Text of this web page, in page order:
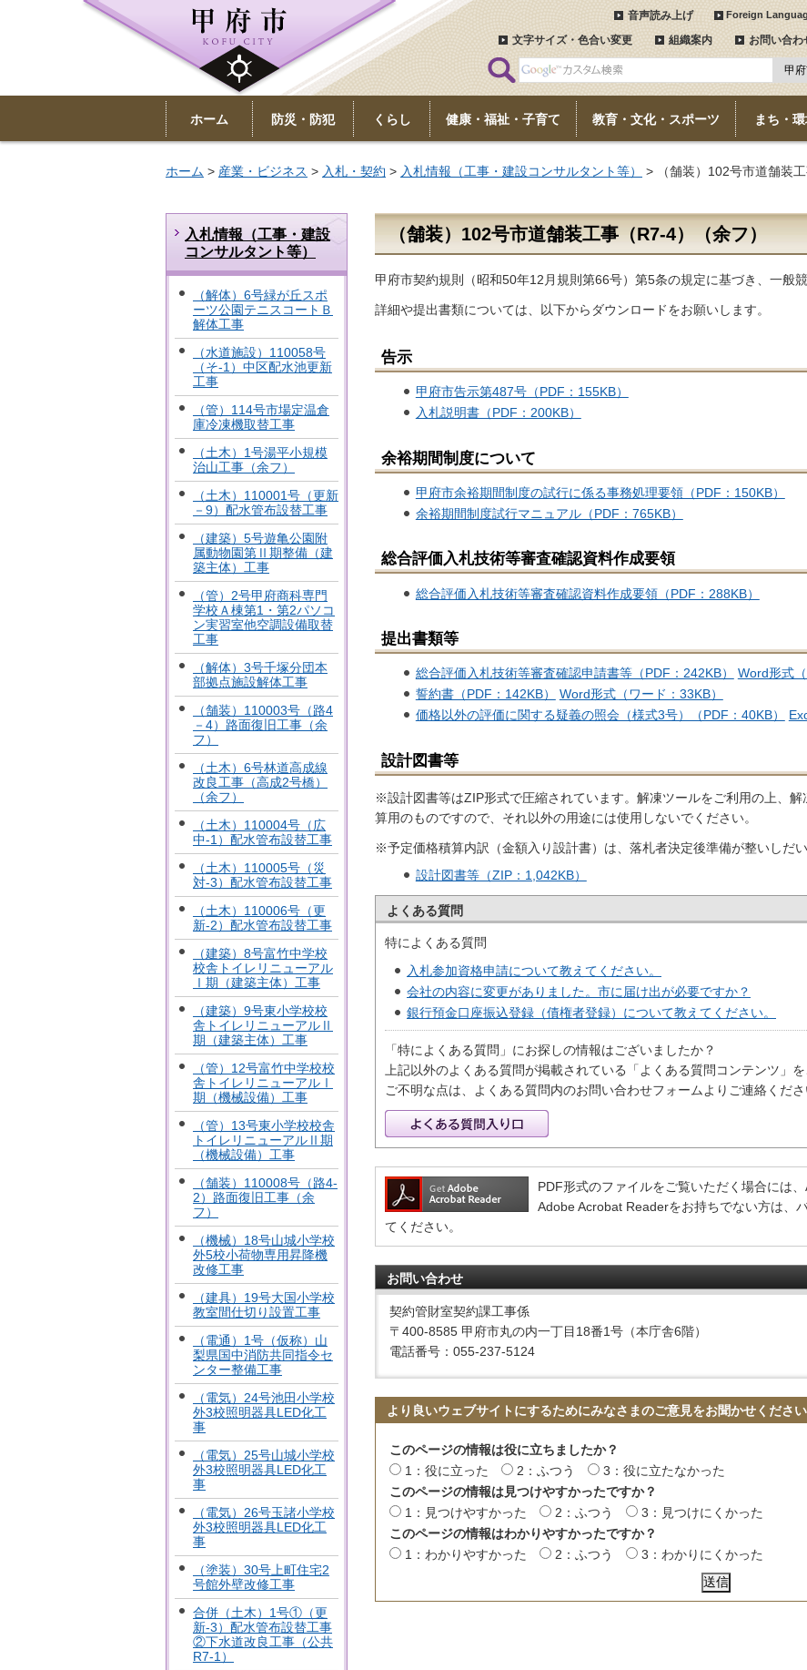
音声読み上げ Foreign
文字サイズ・色合い変更 組織案内 お問い合わ
ホーム 防災・防犯 くらし 健康・福祉・子育て 教育・文化・スポーツ まち・
ホーム > 産業・ビジネス > 入札・契約 > 入札情報（工事・建設コンサルタント等）
> （舗装）102号市道舗装工
入札情報（工事・建設
コンサルタント等）
（解体）6号緑が丘スポ
ーツ公園テニスコートＢ
解体工事
（水道施設）110058号
（そ-1）中区配水池更新
工事
（管）114号市場定温倉
庫冷凍機取替工事
（土木）1号湯平小規模
治山工事（余フ）
（土木）110001号（更新
－9）配水管布設替工事
（建築）5号遊亀公園附
属動物園第Ⅱ期整備（建
築主体）工事
（管）2号甲府商科専門
学校Ａ棟第1・第2パソコ
ン実習室他空調設備取替
工事
（解体）3号千塚分団本
部拠点施設解体工事
（舗装）110003号（路4
－4）路面復旧工事（余
フ）
（土木）6号林道高成線
改良工事（高成2号橋）
（余フ）
（土木）110004号（広
中-1）配水管布設替工事
（土木）110005号（災
対-3）配水管布設替工事
（土木）110006号（更
新-2）配水管布設替工事
（建築）8号富竹中学校
校舎トイレリニューアル
Ⅰ期（建築主体）工事
（建築）9号東小学校校
舎トイレリニューアルⅡ
期（建築主体）工事
（管）12号富竹中学校校
舎トイレリニューアルⅠ
期（機械設備）工事
（管）13号東小学校校舎
トイレリニューアルⅡ期
（機械設備）工事
（舗装）110008号（路4-
2）路面復旧工事（余
フ）
（機械）18号山城小学校
外5校小荷物専用昇降機
改修工事
（建具）19号大国小学校
教室間仕切り設置工事
（電通）1号（仮称）山
梨県国中消防共同指令セ
ンター整備工事
（電気）24号池田小学校
外3校照明器具LED化工
事
（電気）25号山城小学校
外3校照明器具LED化工
事
（電気）26号玉諸小学校
外3校照明器具LED化工
事
（塗装）30号上町住宅2
号館外壁改修工事
合併（土木）1号①（更
新-3）配水管布設替工事
②下水道改良工事（公共
R7-1）
（舗装）102号市道舗装工事（R7-4）（余フ）
甲府市契約規則（昭和50年12月規則第66号）第5条の規定に基づき、一般
詳細や提出書類については、以下からダウンロードをお願いします。
告示
甲府市告示第487号（PDF：155KB）
入札説明書（PDF：200KB）
余裕期間制度について
甲府市余裕期間制度の試行に係る事務処理要領（PDF：150KB）
余裕期間制度試行マニュアル（PDF：765KB）
総合評価入札技術等審査確認資料作成要領
総合評価入札技術等審査確認資料作成要領（PDF：288KB）
提出書類等
総合評価入札技術等審査確認申請書等（PDF：242KB）
Word形式
誓約書（PDF：142KB）
Word形式（ワード：33KB）
価格以外の評価に関する疑義の照会（様式3号）（PDF：40KB）
設計図書等
※設計図書等はZIP形式で圧縮されています。解凍ツールをご利用の上、
算用のものですので、それ以外の用途には使用しないでください。
※予定価格積算内訳（金額入り設計書）は、落札者決定後準備が整いしだい
設計図書等（ZIP：1,042KB）
よくある質問
特によくある質問
入札参加資格申請について教えてください。
会社の内容に変更がありました。市に届け出が必要ですか？
銀行預金口座振込登録（債権者登録）について教えてください。
「特によくある質問」にお探しの情報はございましたか？
上記以外のよくある質問が掲載されている「よくある質問コンテンツ」を
ご不明な点は、よくある質問内のお問い合わせフォームよりご連絡くださ
PDF形式のファイルをご覧いただく場合には
Adobe Acrobat Readerをお持ちでない方は、
てください。
お問い合わせ
契約管財室契約課工事係
〒400-8585 甲府市丸の内一丁目18番1号（本庁舎6階）
電話番号：055-237-5124
より良いウェブサイトにするためにみなさまのご意見をお聞かせください
このページの情報は役に立ちましたか？
1：役に立った
2：ふつう
3：役に立たなかった
このページの情報は見つけやすかったですか？
1：見つけやすかった
2：ふつう
3：見つけにくかった
このページの情報はわかりやすかったですか？
1：わかりやすかった
2：ふつう 3：わかりにくかった